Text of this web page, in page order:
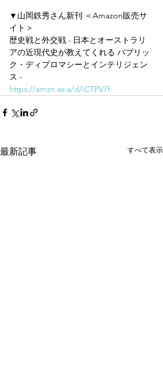
▼山岡鉄秀さん新刊 ＜Amazon販売サ
イト＞
歴史戦と外交戦 - 日本とオーストラリ
アの近現代史が教えてくれる パブリッ
ク・ディプロマシーとインテリジェン
ス -
https://amzn.asia/d/iCTPV7f
最新記事 すべて表示